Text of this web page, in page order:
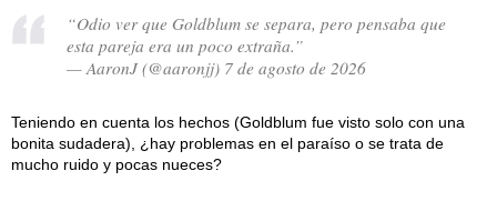
“Odio ver que Goldblum se separa, pero pensaba que
esta pareja era un poco extraña.”
— AaronJ (@aaronjj) 7 de agosto de 2026
Teniendo en cuenta los hechos (Goldblum fue visto solo con una
bonita sudadera), ¿hay problemas en el paraíso o se trata de
mucho ruido y pocas nueces?